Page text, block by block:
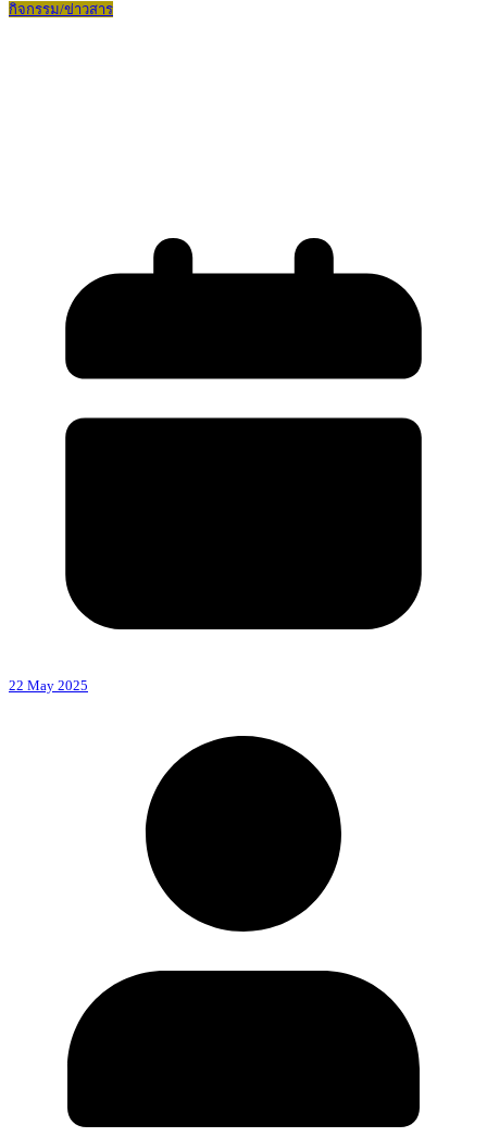
กิจกรรม/ข่าวสาร
22 May 2025